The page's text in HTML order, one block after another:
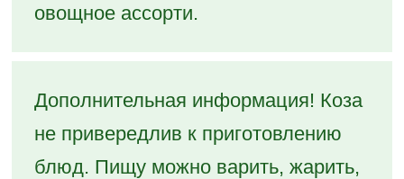
овощное ассорти.
Дополнительная информация! Коза
не привередлив к приготовлению
блюд. Пищу можно варить, жарить,